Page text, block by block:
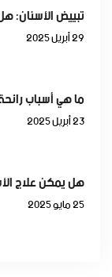
تبييض
29 أبريل 2025
ما هي أسباب
23 أبريل 2025
هل يمكن علاج
25 مايو 2025